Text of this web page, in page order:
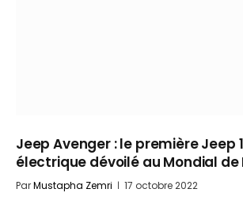
Jeep Avenger : le première Jeep
électrique dévoilé au Mondial de
ParMustapha Zemri 17 octobre 2022